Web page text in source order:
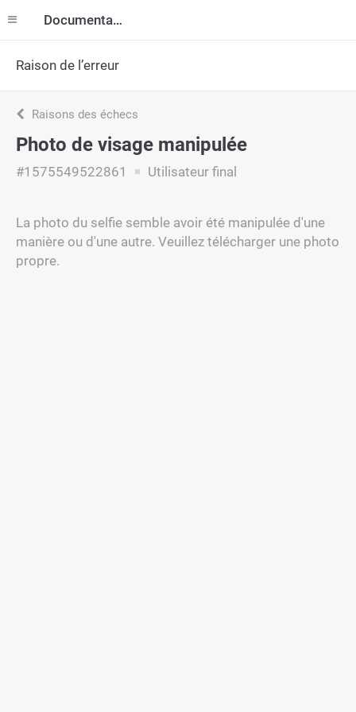
Documentation
Raison de l’erreur
Raisons des échecs
Photo de visage manipulée
#1575549522861 Utilisateur final
La photo du selfie semble avoir été manipulée d'une
manière ou d'une autre. Veuillez télécharger une photo
propre.